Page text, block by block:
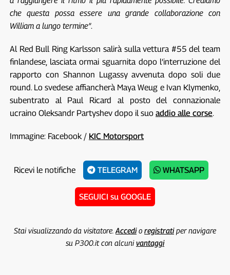
che questa possa essere una grande collaborazione con
William a lungo termine”.
Al Red Bull Ring Karlsson salirà sulla vettura #55 del team
finlandese, lasciata ormai sguarnita dopo l’interruzione del
rapporto con Shannon Lugassy avvenuta dopo soli due
round. Lo svedese affiancherà Maya Weug e Ivan Klymenko,
subentrato al Paul Ricard al posto del connazionale
ucraino Oleksandr Partyshev dopo il suo addio alle corse.
Immagine: Facebook / KIC Motorsport
Ricevi le notifiche TELEGRAM WHATSAPP
SEGUICI su GOOGLE
Stai visualizzando da visitatore. Accedio registratiper navigare
su P300.it con alcunivantaggi